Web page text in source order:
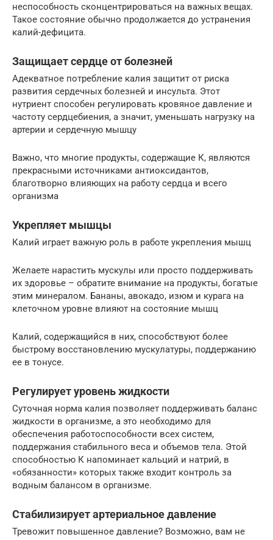
неспособность сконцентрироваться на важных вещах.
Такое состояние обычно продолжается до устранения
калий-дефицита.
Защищает сердце от болезней
Адекватное потребление калия защитит от риска
развития сердечных болезней и инсульта. Этот
нутриент способен регулировать кровяное давление и
частоту сердцебиения, а значит, уменьшать нагрузку на
артерии и сердечную мышцу
Важно, что многие продукты, содержащие К, являются
прекрасными источниками антиоксидантов,
благотворно влияющих на работу сердца и всего
организма
Укрепляет мышцы
Калий играет важную роль в работе укрепления мышц
Желаете нарастить мускулы или просто поддерживать
их здоровье – обратите внимание на продукты, богатые
этим минералом. Бананы, авокадо, изюм и курага на
клеточном уровне влияют на состояние мышц
Калий, содержащийся в них, способствуют более
быстрому восстановлению мускулатуры, поддержанию
ее в тонусе.
Регулирует уровень жидкости
Суточная норма калия позволяет поддерживать баланс
жидкости в организме, а это необходимо для
обеспечения работоспособности всех систем,
поддержания стабильного веса и объемов тела. Этой
способностью К напоминает кальций и натрий, в
«обязанности» которых также входит контроль за
водным балансом в организме.
Стабилизирует артериальное давление
Тревожит повышенное давление? Возможно, вам не